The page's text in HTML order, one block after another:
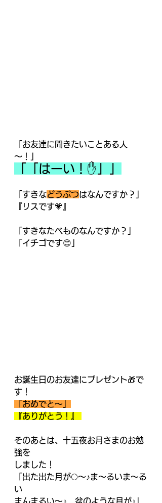
「お友達に聞きたいことある人
～！」
「「はーい！✋」」
「すきなどうぶつはなんですか？」
『リスです💗』
「すきなたべものなんですか？」
「イチゴです😊」
お誕生日のお友達にプレゼント🎁で
す！
「おめでと～」
『ありがとう！』
そのあとは、十五夜お月さまのお勉
強を
しました！
「出た出た月が🌕～♪ま～るいま～る
い
まんまるい～♪　盆のような月が♪」